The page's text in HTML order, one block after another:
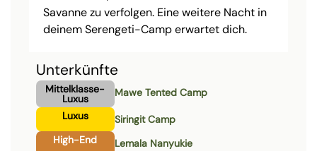
Savanne zu verfolgen. Eine weitere Nacht in
deinem Serengeti-Camp erwartet dich.
Unterkünfte
Mittelklasse-
Luxus
Mawe Tented Camp
Luxus
Siringit Camp
High-End
Lemala Nanyukie